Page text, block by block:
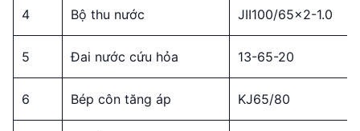
4 Bộ thu nước JII100/65×2-1.0
5 Đai nước cứu hỏa 13-65-20
6 Bép côn tăng áp KJ65/80